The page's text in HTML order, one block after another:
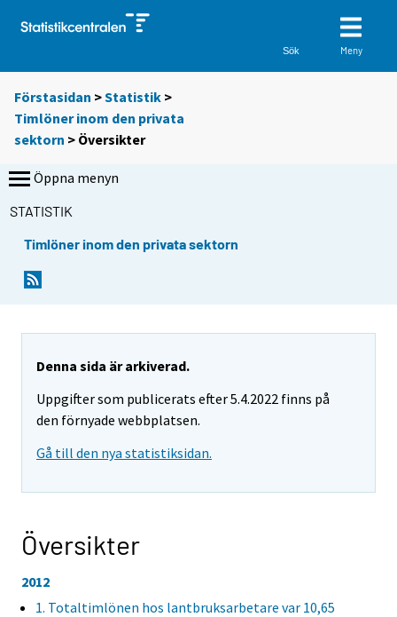
Sök Meny
Förstasidan >Statistik >
Timlöner inom den privata
sektorn > Översikter
Öppna menyn
STATISTIK
Timlöner inom den privata sektorn
Denna sida är arkiverad.
Uppgifter som publicerats efter 5.4.2022 finns på
den förnyade webbplatsen.
Gå till den nya statistiksidan.
Översikter
2012
1. Totaltimlönen hos lantbruksarbetare var 10,65